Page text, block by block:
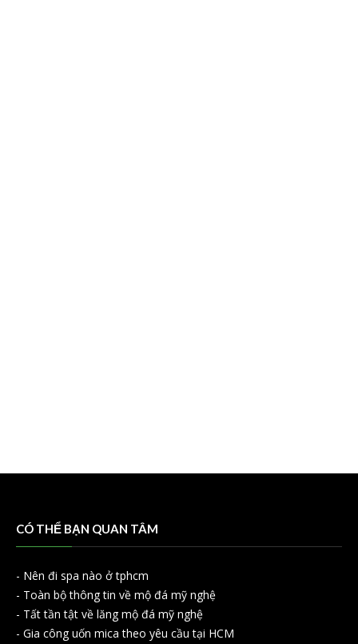
CÓ THỂ BẠN QUAN TÂM
- Nên đi spa nào ở tphcm
- Toàn bộ thông tin về mộ đá mỹ nghệ
- Tất tần tật về lăng mộ đá mỹ nghệ
- Gia công uốn mica theo yêu cầu tại HCM